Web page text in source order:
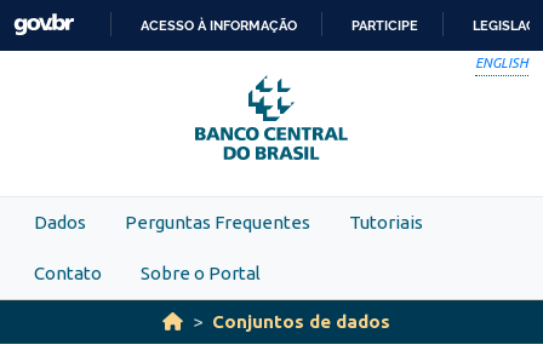
Skip to main content
PARA
O
CONTEÚDO
ACESSO À INFORMAÇÃO PARTICIPE
ENGLISH
Dados Perguntas Frequentes Tutoriais
Contato Sobre o Portal
Conjuntos de dados